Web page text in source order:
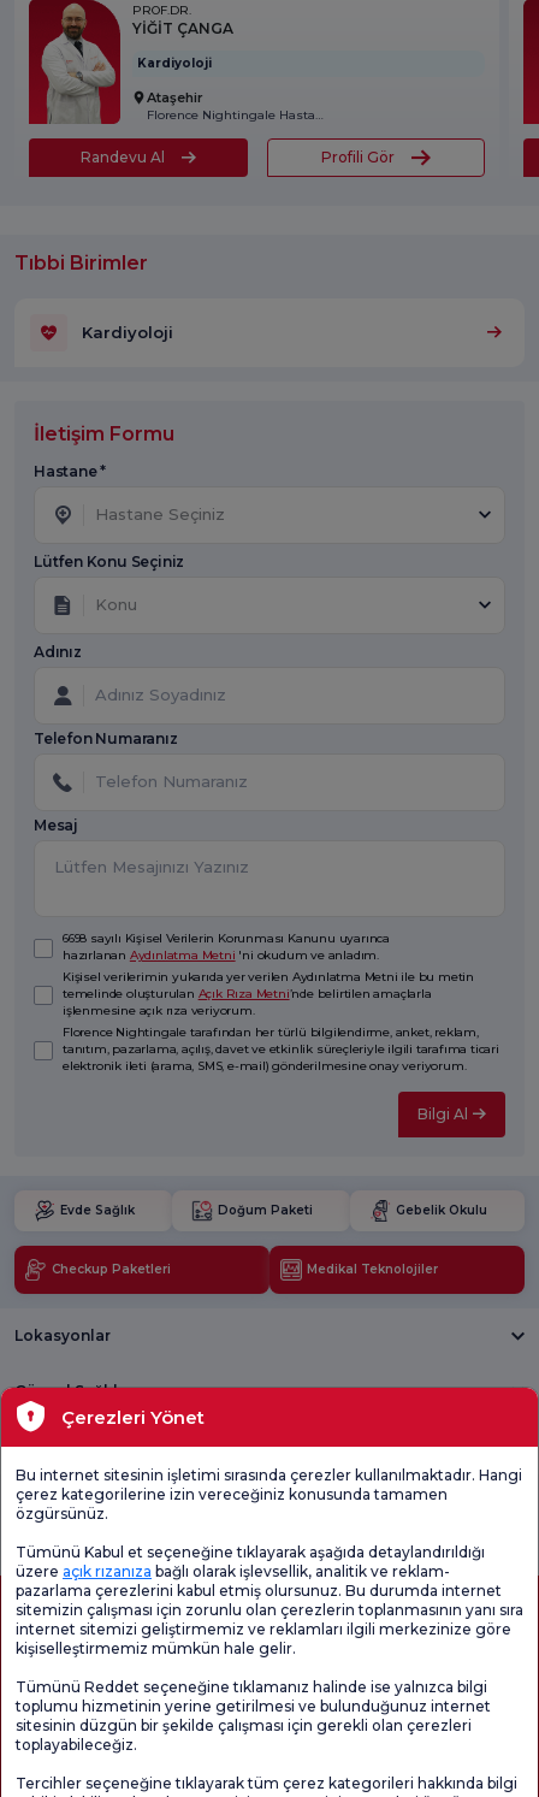
PROF.DR.
YİĞİT ÇANGA
Kardiyoloji
Ataşehir
Florence Nightingale Hastanesi
Randevu Al Profili Gör
Tıbbi Birimler
Kardiyoloji
İletişim Formu
Hastane *
Hastane Seçiniz
Lütfen Konu Seçiniz
Konu
Adınız
Telefon Numaranız
Mesaj
6698 sayılı Kişisel Verilerin Korunması Kanunu uyarınca
hazırlanan Aydınlatma Metni 'ni okudum ve anladım.
Kişisel verilerimin yukarıda yer verilen Aydınlatma Metni ile bu metin
temelinde oluşturulan Açık Rıza Metni’nde belirtilen amaçlarla
işlenmesine açık rıza veriyorum.
Florence Nightingale tarafından her türlü bilgilendirme, anket, reklam,
tanıtım, pazarlama, açılış, davet ve etkinlik süreçleriyle ilgili tarafıma ticari
elektronik ileti (arama, SMS, e-mail) gönderilmesine onay veriyorum.
Bilgi Al
Evde Sağlık Doğum Paketi Gebelik Okulu
Checkup Paketleri Medikal Teknolojiler
Lokasyonlar
Güncel Sağlık
Tıbbi Birimler
Genel
Memnuniyet
Çerezleri Yönet
Bu internet sitesinin işletimi sırasında çerezler kullanılmaktadır. Hangi
çerez kategorilerine izin vereceğiniz konusunda tamamen
özgürsünüz.
Tümünü Kabul et seçeneğine tıklayarak aşağıda detaylandırıldığı
üzere açık rızanıza bağlı olarak işlevsellik, analitik ve reklam-
pazarlama çerezlerini kabul etmiş olursunuz. Bu durumda internet
sitemizin çalışması için zorunlu olan çerezlerin toplanmasının yanı sıra
internet sitemizi geliştirmemiz ve reklamları ilgili merkezinize göre
kişiselleştirmemiz mümkün hale gelir.
Tümünü Reddet seçeneğine tıklamanız halinde ise yalnızca bilgi
toplumu hizmetinin yerine getirilmesi ve bulunduğunuz internet
sitesinin düzgün bir şekilde çalışması için gerekli olan çerezleri
toplayabileceğiz.
Tercihler seçeneğine tıklayarak tüm çerez kategorileri hakkında bilgi